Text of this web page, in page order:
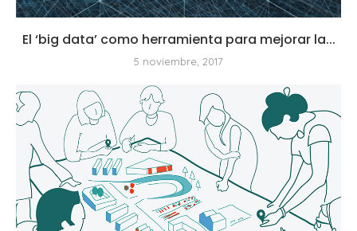
El ‘big data’ como herramienta para mejorar la...
5 noviembre, 2017